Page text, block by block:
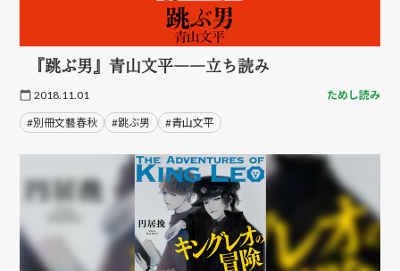
『跳ぶ男』青山文平――立ち読み
2018.11.01 ためし読み
#別冊文藝春秋 #跳ぶ男 #青山文平